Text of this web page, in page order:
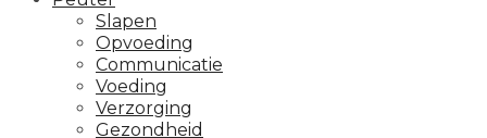
Slapen
Opvoeding
Communicatie
Voeding
Verzorging
Gezondheid